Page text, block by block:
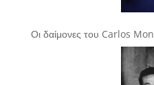
Οι δαίμονες του Carlos